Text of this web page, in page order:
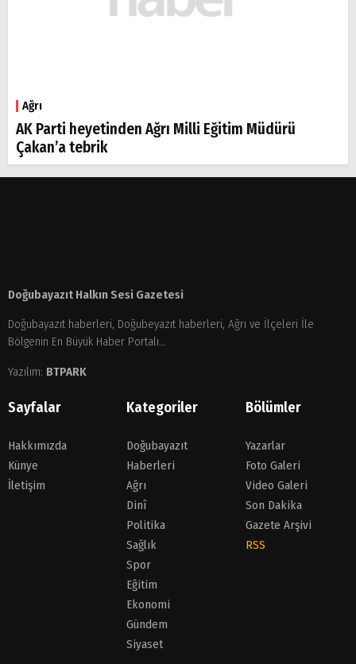
Ağrı
AK Parti heyetinden Ağrı Milli Eğitim Müdürü
Çakan’a tebrik
Doğubayazıt Halkın Sesi Gazetesi
Doğubayazıt haberleri, Doğubeyazıt haberleri, Ağrı ve İlçeleri İle
Bölgenin En Büyük Haber Portalı...
Yazılım: BTPARK
Sayfalar
Hakkımızda
Künye
İletişim
Kategoriler
Doğubayazıt
Haberleri
Ağrı
Dinî
Politika
Sağlık
Spor
Eğitim
Ekonomi
Gündem
Siyaset
Bölümler
Yazarlar
Foto Galeri
Video Galeri
Son Dakika
Gazete Arşivi
RSS